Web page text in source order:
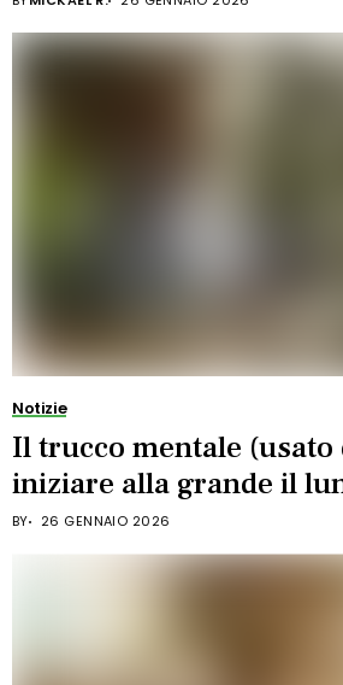
Notizie
Il trucco mentale (usato
iniziare alla grande il
BY 26 GENNAIO 2026